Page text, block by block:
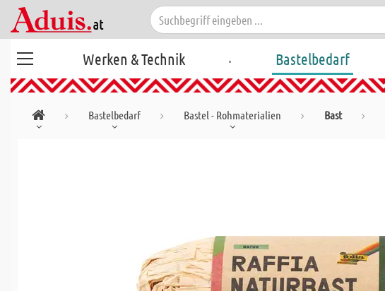
Werken & Technik . Bastelbedarf
Bastelbedarf Bastel - Rohmaterialien Bast